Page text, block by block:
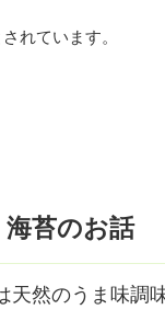
れています。
海苔のお話
天然のうま味調